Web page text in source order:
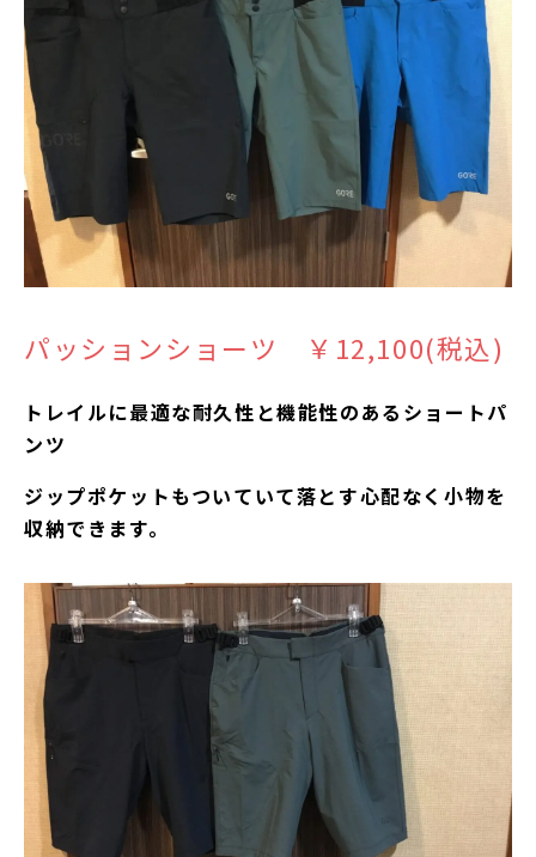
パッションショーツ ￥12,100(税込)
トレイルに最適な耐久性と機能性のあるショートパ
ンツ
ジップポケットもついていて落とす心配なく小物を
収納できます。